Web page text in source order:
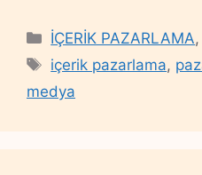
Categories
İÇERİK PAZARLAMA,
Tags
içerik pazarlama,
medya